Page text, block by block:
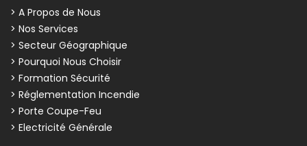
> A Propos de Nous
> Nos Services
> Secteur Géographique
> Pourquoi Nous Choisir
> Formation Sécurité
> Réglementation Incendie
> Porte Coupe-Feu
> Electricité Générale